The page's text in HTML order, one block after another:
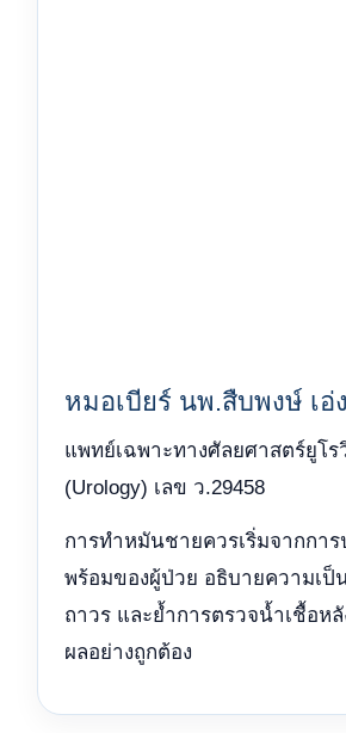
หมอเบียร์ นพ.สืบพงษ์ เอ่
แพทย์เฉพาะทางศัลยศาสตร์ยูโร
(Urology) เลข ว.29458
การทำหมันชายควรเริ่มจากการ
พร้อมของผู้ป่วย อธิบายความเป็
ถาวร และย้ำการตรวจน้ำเชื้อห
ผลอย่างถูกต้อง